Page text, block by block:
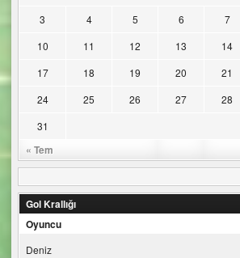
« Tem
3
4 5 6 7
10 11 12 13 14
17
18 19 20 21
24
25 26 27 28
31
Gol Krallığı
Oyuncu
Deniz